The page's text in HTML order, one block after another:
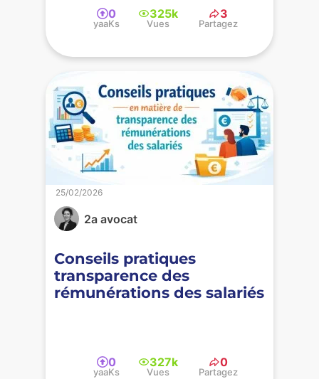
0
yaaKs
325k
Vues
3
Partagez
2a avocat
Conseils pratiques
transparence des
rémunérations des salariés
25/02/2026
0
yaaKs
327k
Vues
0
Partagez